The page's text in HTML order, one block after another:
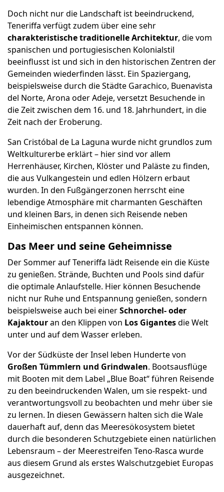
Doch nicht nur die Landschaft ist beeindruckend,
Teneriffa verfügt zudem über eine sehr
charakteristische traditionelle Architektur, die vom
spanischen und portugiesischen Kolonialstil
beeinflusst ist und sich in den historischen Zentren der
Gemeinden wiederfinden lässt. Ein Spaziergang,
beispielsweise durch die Städte Garachico, Buenavista
del Norte, Arona oder Adeje, versetzt Besuchende in
die Zeit zwischen dem 16. und 18. Jahrhundert, in die
Zeit nach der Eroberung.
San Cristóbal de La Laguna wurde nicht grundlos zum
Weltkulturerbe erklärt – hier sind vor allem
Herrenhäuser, Kirchen, Klöster und Paläste zu finden,
die aus Vulkangestein und edlen Hölzern erbaut
wurden. In den Fußgängerzonen herrscht eine
lebendige Atmosphäre mit charmanten Geschäften
und kleinen Bars, in denen sich Reisende neben
Einheimischen entspannen können.
Das Meer und seine Geheimnisse
Der Sommer auf Teneriffa lädt Reisende ein die Küste
zu genießen. Strände, Buchten und Pools sind dafür
die optimale Anlaufstelle. Hier können Besuchende
nicht nur Ruhe und Entspannung genießen, sondern
beispielsweise auch bei einerSchnorchel- oder
Kajaktouran den Klippen von Los Gigantesdie Welt
unter und auf dem Wasser erleben.
Vor der Südküste der Insel leben Hunderte von
Großen Tümmlern und Grindwalen. Bootsausflüge
mit Booten mit dem Label „Blue Boat“ führen Reisende
zu den beeindruckenden Walen, um sie respekt- und
verantwortungsvoll zu beobachten und mehr über sie
zu lernen. In diesen Gewässern halten sich die Wale
dauerhaft auf, denn das Meeresökosystem bietet
durch die besonderen Schutzgebiete einen natürlichen
Lebensraum – der Meerestreifen Teno-Rasca wurde
aus diesem Grund als erstes Walschutzgebiet Europas
ausgezeichnet.